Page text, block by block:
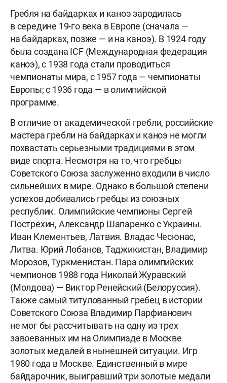
Гребля на байдарках и каноэ зародилась
в середине 19-го века в Европе (сначала —
на байдарках, позже — и на каноэ). В 1924 году
была создана ICF (Международная федерация
каноэ), с 1938 года стали проводиться
чемпионаты мира, с 1957 года — чемпионаты
Европы; с 1936 года — в олимпийской
программе.
В отличие от академической гребли, российские
мастера гребли на байдарках и каноэ не могли
похвастать серьезными традициями в этом
виде спорта. Несмотря на то, что гребцы
Советского Союза заслуженно входили в число
сильнейших в мире. Однако в большой степени
успехов добивались гребцы из союзных
республик. Олимпийские чемпионы Сергей
Пострехин, Александр Шапаренко с Украины.
Иван Клементьев, Латвия. Владас Чесюнас,
Литва. Юрий Лобанов, Таджикистан, Владимир
Морозов, Туркменистан. Пара олимпийских
чемпионов 1988 года Николай Журавский
(Молдова) — Виктор Ренейский (Белоруссия).
Также самый титулованный гребец в истории
Советского Союза Владимир Парфианович
не мог бы рассчитывать на одну из трех
завоеванных им на Олимпиаде в Москве
золотых медалей в нынешней ситуации. Игр
1980 года в Москве. Единственный в мире
байдарочник, выигравший три золотые медали